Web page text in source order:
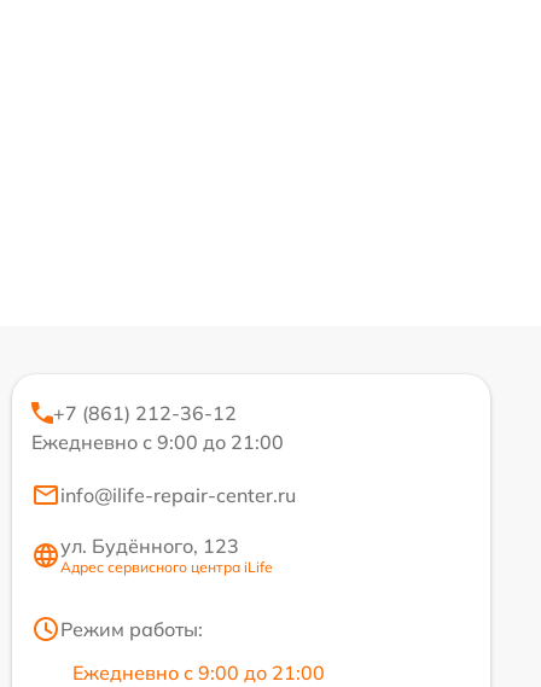
+7 (861) 212-36-12
Ежедневно с 9:00 до 21:00
info@ilife-repair-center.ru
ул. Будённого, 123
Адрес сервисного центра iLife
Режим работы:
Ежедневно с 9:00 до 21:00